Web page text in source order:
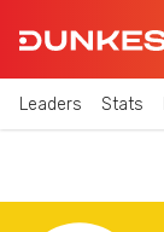
Leaders Stats